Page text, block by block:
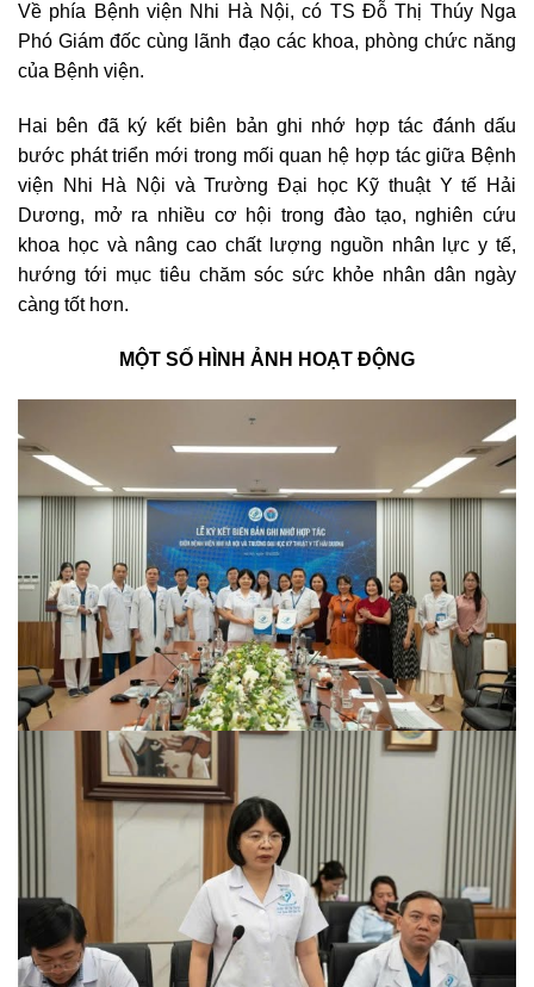
Về phía Bệnh viện Nhi Hà Nội, có TS Đỗ Thị Thúy Nga
Phó Giám đốc cùng lãnh đạo các khoa, phòng chức năng
của Bệnh viện.
Hai bên đã ký kết biên bản ghi nhớ hợp tác đánh dấu
bước phát triển mới trong mối quan hệ hợp tác giữa Bệnh
viện Nhi Hà Nội và Trường Đại học Kỹ thuật Y tế Hải
Dương, mở ra nhiều cơ hội trong đào tạo, nghiên cứu
khoa học và nâng cao chất lượng nguồn nhân lực y tế,
hướng tới mục tiêu chăm sóc sức khỏe nhân dân ngày
càng tốt hơn.
MỘT SỐ HÌNH ẢNH HOẠT ĐỘNG